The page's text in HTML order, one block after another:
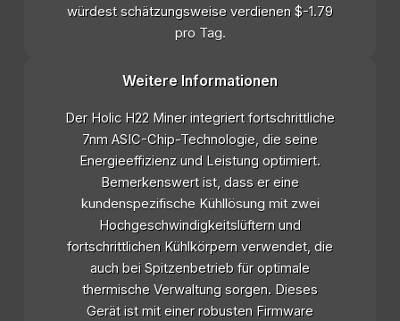
würdest schätzungsweise verdienen $-1.79
pro Tag.
Weitere Informationen
Der Holic H22 Miner integriert fortschrittliche
7nm ASIC-Chip-Technologie, die seine
Energieeffizienz und Leistung optimiert.
Bemerkenswert ist, dass er eine
kundenspezifische Kühllösung mit zwei
Hochgeschwindigkeitslüftern und
fortschrittlichen Kühlkörpern verwendet, die
auch bei Spitzenbetrieb für optimale
thermische Verwaltung sorgen. Dieses
Gerät ist mit einer robusten Firmware